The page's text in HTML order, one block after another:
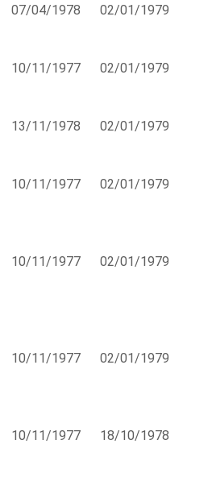
07/04/1978 02/01/1979
10/11/1977 02/01/1979
13/11/1978 02/01/1979
10/11/1977 02/01/1979
10/11/1977 02/01/1979
10/11/1977 02/01/1979
10/11/1977 18/10/1978